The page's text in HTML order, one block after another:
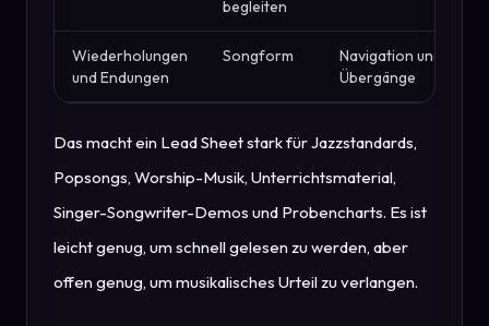
begleiten
Wiederholungen
und Endungen
Songform
Navigation und
Übergänge
Das macht ein Lead Sheet stark für Jazzstandards,
Popsongs, Worship-Musik, Unterrichtsmaterial,
Singer-Songwriter-Demos und Probencharts. Es ist
leicht genug, um schnell gelesen zu werden, aber
offen genug, um musikalisches Urteil zu verlangen.